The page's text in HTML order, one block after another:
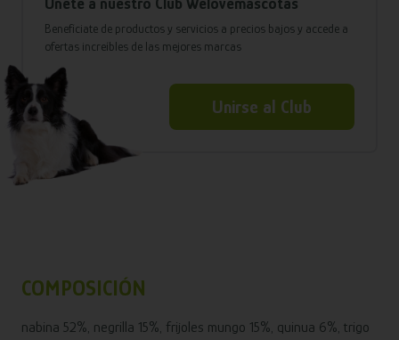
Únete a nuestro Club Welovemascotas
Benefíciate de productos y servicios a precios bajos y accede a
ofertas increíbles de las mejores marcas
Unirse al Club
COMPOSICIÓN
nabina 52%, negrilla 15%, frijoles mungo 15%, quinua 6%, trigo